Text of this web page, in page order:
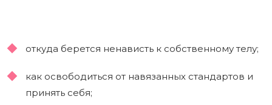
откуда берется ненависть к собственному телу;
как освободиться от навязанных стандартов и
принять себя;